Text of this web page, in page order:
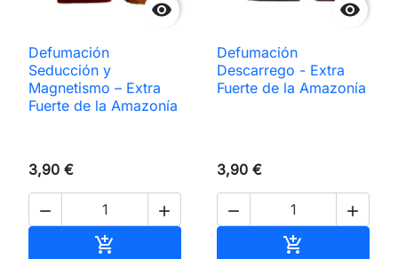

Defumación
Seducción y
Magnetismo – Extra
Fuerte de la Amazonía
3,90 €
 


Defumación
Descarrego - Extra
Fuerte de la Amazonía
3,90 €
 
